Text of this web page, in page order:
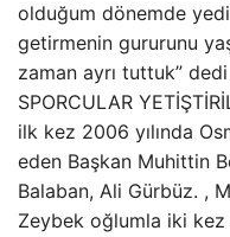
olduğum dönemde
getirmenin gururunu
zaman ayrı tuttuk”
SPORCULAR
ilk kez 2006 yılında
eden Başkan Muhittin
Balaban, Ali Gürbüz. ,
Zeybek oğlumla iki kez